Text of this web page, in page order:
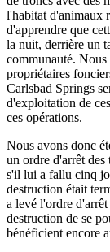
l'habitat d'animaux
d'apprendre que
la nuit, derrière un
communauté. Nous
propriétaires
Carlsbad Springs
d'exploitation de
ces opérations.
Nous avons donc
un ordre d'arrêt
s'il lui a fallu cinq
destruction était
a levé l'ordre
destruction de se
bénéficient encore